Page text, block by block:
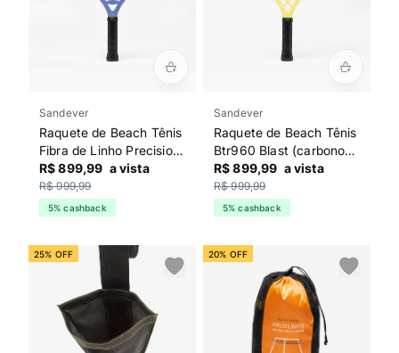
Sandever
Raquete de Beach Tênis
Fibra de Linho Precision
Pro Sandever Azul
R$ 899,99 a vista
R$ 999,99
5% cashback
Sandever
Raquete de Beach Tênis
Btr960 Blast (carbono
3k) Sandever Azul
R$ 899,99 a vista
R$ 999,99
5% cashback
25% OFF 20% OFF